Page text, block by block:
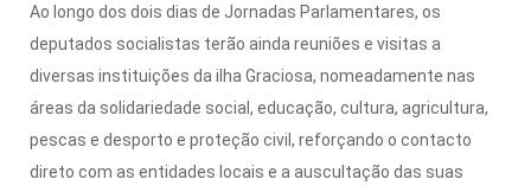
Ao longo dos dois dias de Jornadas Parlamentares, os
deputados socialistas terão ainda reuniões e visitas a
diversas instituições da ilha Graciosa, nomeadamente nas
áreas da solidariedade social, educação, cultura, agricultura,
pescas e desporto e proteção civil, reforçando o contacto
direto com as entidades locais e a auscultação das suas